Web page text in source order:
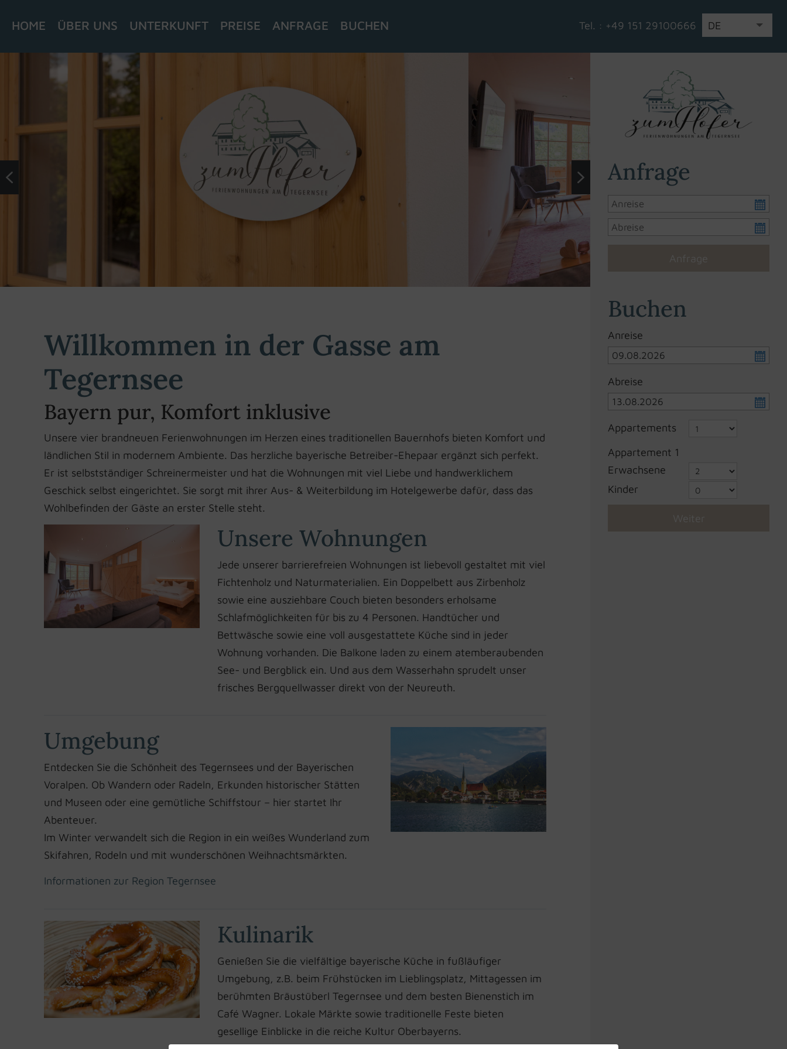
Tel. : +49 151 29100666 DE
EN
HOME ÜBER UNS UNTERKUNFT PREISE ANFRAGE BUCHEN
Willkommen in der Gasse am
Tegernsee
Bayern pur, Komfort inklusive
Unsere vier brandneuen Ferienwohnungen im Herzen eines traditionellen Bauernhofs bieten Komfort und
ländlichen Stil in modernem Ambiente. Das herzliche bayerische Betreiber-Ehepaar ergänzt sich perfekt.
Er ist selbstständiger Schreinermeister und hat die Wohnungen mit viel Liebe und handwerklichem
Geschick selbst eingerichtet. Sie sorgt mit ihrer Aus- & Weiterbildung im Hotelgewerbe dafür, dass das
Wohlbefinden der Gäste an erster Stelle steht.
Unsere Wohnungen
Jede unserer barrierefreien Wohnungen ist liebevoll gestaltet mit viel
Fichtenholz und Naturmaterialien. Ein Doppelbett aus Zirbenholz
sowie eine ausziehbare Couch bieten besonders erholsame
Schlafmöglichkeiten für bis zu 4 Personen. Handtücher und
Bettwäsche sowie eine voll ausgestattete Küche sind in jeder
Wohnung vorhanden. Die Balkone laden zu einem atemberaubenden
See- und Bergblick ein. Und aus dem Wasserhahn sprudelt unser
frisches Bergquellwasser direkt von der Neureuth.
Umgebung
Entdecken Sie die Schönheit des Tegernsees und der Bayerischen
Voralpen. Ob Wandern oder Radeln, Erkunden historischer Stätten
und Museen oder eine gemütliche Schiffstour – hier startet Ihr
Abenteuer.
Im Winter verwandelt sich die Region in ein weißes Wunderland zum
Skifahren, Rodeln und mit wunderschönen Weihnachtsmärkten.
Informationen zur Region Tegernsee
Kulinarik
Genießen Sie die vielfältige bayerische Küche in fußläufiger
Umgebung, z.B. beim Frühstücken im Lieblingsplatz, Mittagessen im
berühmten Bräustüberl Tegernsee und dem besten Bienenstich im
Café Wagner. Lokale Märkte sowie traditionelle Feste bieten
gesellige Einblicke in die reiche Kultur Oberbayerns.
Anfrage
Buchen
Anreise
Abreise
Appartements
Appartement 1
Erwachsene
Kinder